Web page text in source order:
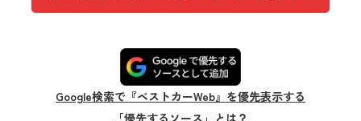
Google検索で『ベストカーWeb』を優先表示する